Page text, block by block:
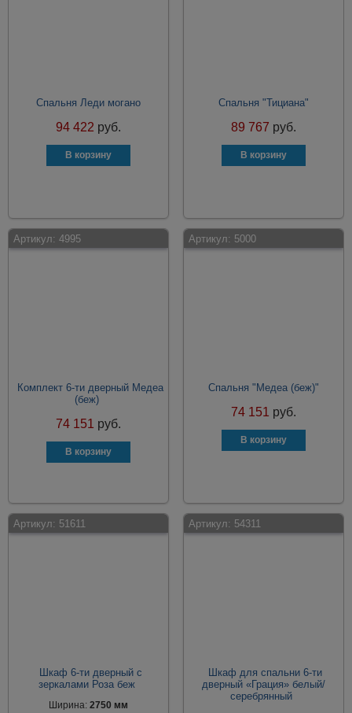
Спальня Леди могано
94 422 руб.
Спальня "Тициана"
89 767 руб.
Артикул: 4995
Комплект 6-ти дверный Медеа
(беж)
74 151 руб.
Артикул: 5000
Спальня "Медеа (беж)"
74 151 руб.
Артикул: 51611
Шкаф 6-ти дверный с
зеркалами Роза беж
Ширина:2750 мм
Артикул: 54311
Шкаф для спальни 6-ти
дверный «Грация» белый/
серебрянный